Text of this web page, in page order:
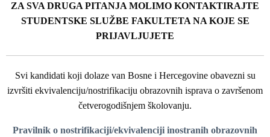
ZA SVA DRUGA PITANJA MOLIMO KONTAKTIRAJTE
STUDENTSKE SLUŽBE FAKULTETA NA KOJE SE
PRIJAVLJUJETE
Svi kandidati koji dolaze van Bosne i Hercegovine obavezni su
izvršiti ekvivalenciju/nostrifikaciju obrazovnih isprava o završenom
četverogodišnjem školovanju.
Pravilnik o nostrifikaciji/ekvivalenciji inostranih obrazovnih